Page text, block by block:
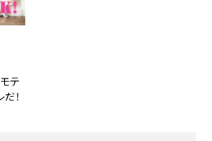
テ
！